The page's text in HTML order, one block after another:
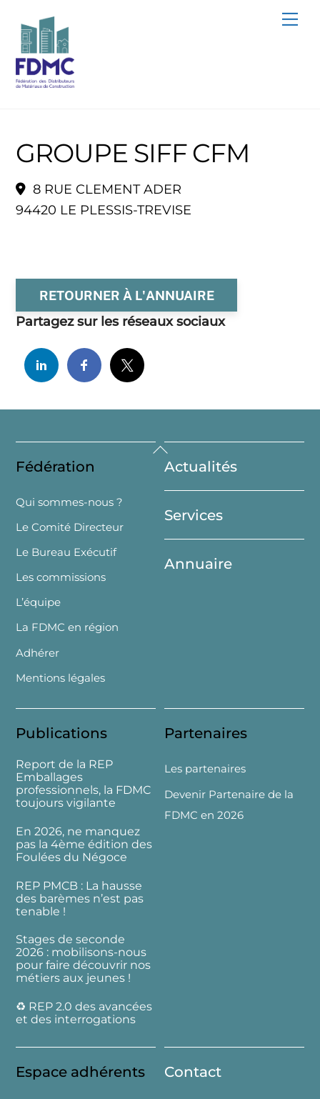
content
GROUPE SIFF CFM
8 RUE CLEMENT ADER
94420 LE PLESSIS-TREVISE
RETOURNER À L'ANNUAIRE
Partagez sur les réseaux sociaux
Back
To
Top
Fédération
Qui sommes-nous ?
Le Comité Directeur
Le Bureau Exécutif
Les commissions
L’équipe
La FDMC en région
Adhérer
Mentions légales
Actualités
Services
Annuaire
Publications
Report de la REP
Emballages
professionnels, la FDMC
toujours vigilante
En 2026, ne manquez
pas la 4ème édition des
Foulées du Négoce
REP PMCB : La hausse
des barèmes n’est pas
tenable !
Stages de seconde
2026 : mobilisons-nous
pour faire découvrir nos
métiers aux jeunes !
♻️ REP 2.0 des avancées
et des interrogations
Partenaires
Les partenaires
Devenir Partenaire de la
FDMC en 2026
Espace adhérents Contact